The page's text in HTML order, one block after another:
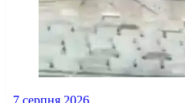
7 серпня 2026